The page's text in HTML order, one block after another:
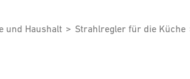
und Haushalt Strahlregler für die Küche